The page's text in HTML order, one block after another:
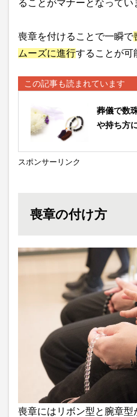
ることがマナーとなってい
喪章を付けることで一瞬で
ムーズに進行することが可
この記事も読まれています
葬儀で数
や持ち方
スポンサーリンク
喪章の付け方
喪章にはリボン型と腕章